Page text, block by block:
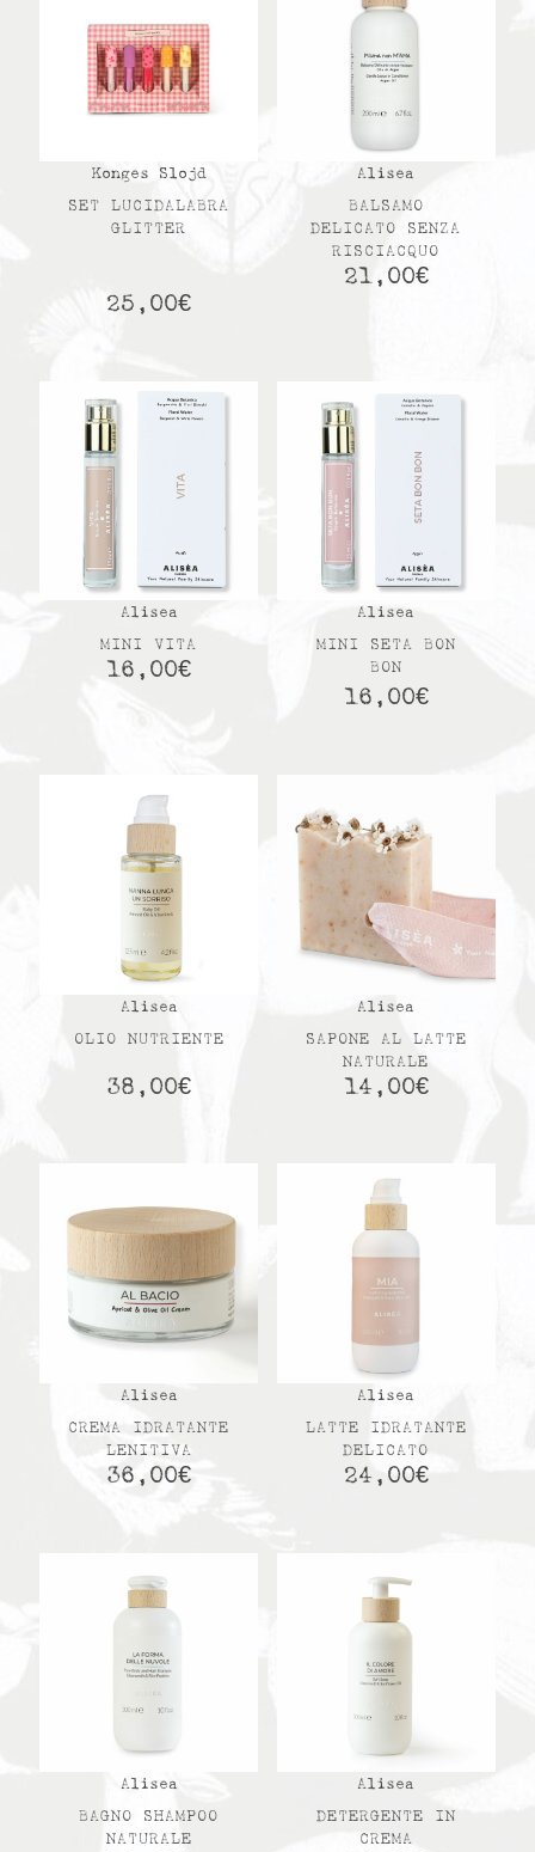
Konges Slojd
SET LUCIDALABRA
GLITTER
25,00€
Alisea
BALSAMO
DELICATO SENZA
RISCIACQUO
21,00€
Alisea
MINI VITA
16,00€
Alisea
MINI SETA BON
BON
16,00€
Alisea
OLIO NUTRIENTE
38,00€
Alisea
SAPONE AL LATTE
NATURALE
14,00€
Alisea
CREMA IDRATANTE
LENITIVA
36,00€
Alisea
LATTE IDRATANTE
DELICATO
24,00€
Alisea
BAGNO SHAMPOO
NATURALE
Alisea
DETERGENTE IN
CREMA